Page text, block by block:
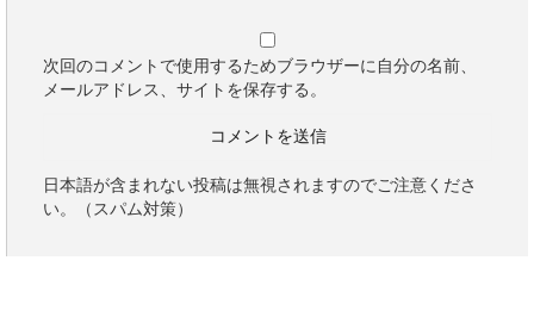
次回のコメントで使用するためブラウザーに自分の名前、
メールアドレス、サイトを保存する。
日本語が含まれない投稿は無視されますのでご注意くださ
い。（スパム対策）